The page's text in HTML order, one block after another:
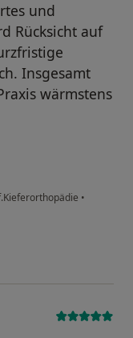
und
Rücksicht auf
Insgesamt
wärmstens
•